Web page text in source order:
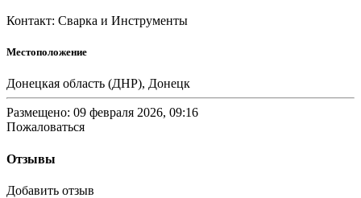
Контакт: Сварка и Инструменты
Местоположение
Донецкая область (ДНР), Донецк
Размещено: 09 февраля 2026, 09:16
Пожаловаться
Отзывы
Добавить отзыв